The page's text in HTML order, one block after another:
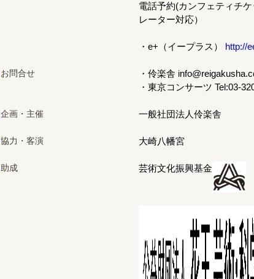
電話予約(カンフェティチ
レーター対応）
・e+（イープラス） http://
お問合せ
・伶楽舎
・東京コンサーツ Tel:03-
企画・主催 一般社団法人伶楽舎
協力・客演 大崎八幡宮
助成 芸術文化振興基金